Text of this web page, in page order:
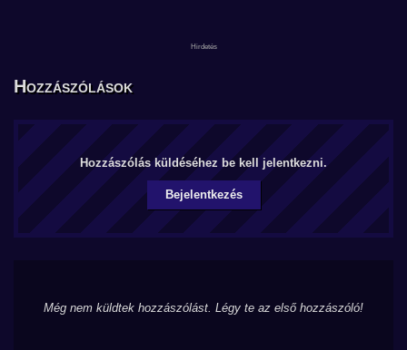
Hozzászólások
Hozzászólás küldéséhez be kell jelentkezni.
Bejelentkezés
Még nem küldtek hozzászólást. Légy te az első hozzászóló!